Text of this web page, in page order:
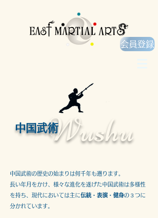
会員登録
Wushu
中国武術
中国武術の歴史の始まりは何千年も遡ります。
長い年月をかけ、様々な進化を遂げた中国武術は多様性
を持ち、現代においては主に伝統 ・ 表演 ・ 健身の３つに
分かれています。